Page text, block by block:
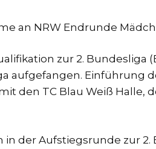
an NRW Endrunde
zur 2. Bundesliga
Einführung
den TC Blau Weiß Halle,
der Aufstiegsrunde zur